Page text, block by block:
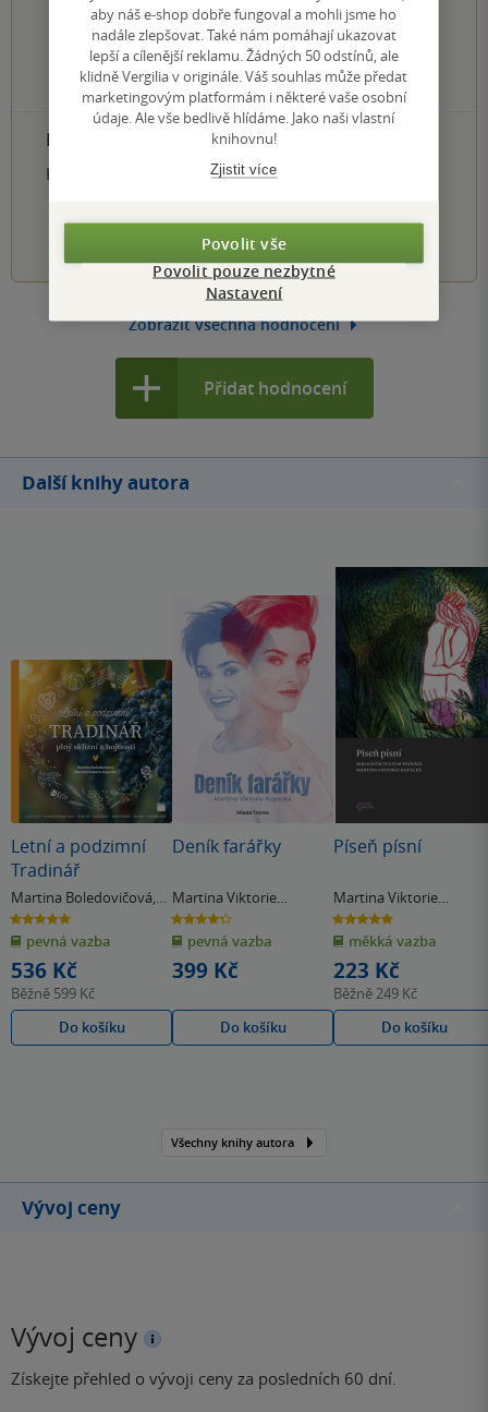
0×
4 hvězdičky
0×
3 hvězdičky
0×
2 hvězdičky
0×
1 hvezdička
PŘIDEJTE SVÉ HODNOCENÍ PRODUKTU
Hodnocení našich knihkupců: 0.0 z 5
Zobrazit všechna hodnocení
Přidat hodnocení
Další knihy autora
Letní a podzimní
Tradinář
Martina Boledovičová
Martina Viktorie
Kopecká
5.0
z
5
hvězdiček
pevná vazba
536 Kč
Běžně 599 Kč
Do košíku
Deník farářky
Martina Viktorie
Kopecká
4.3
z
5
hvězdiček
pevná vazba
399 Kč
Do košíku
Píseň písní
Martina Viktorie
Kopecká
5.0
z
5
hvězdiček
měkká vazba
223 Kč
Běžně 249 Kč
Do košíku
Všechny knihy autora
Vývoj ceny
Vývoj ceny
Získejte přehled o vývoji ceny za posledních 60 dní.
aby náš e-shop dobře fungoval a mohli jsme ho
nadále zlepšovat. Také nám pomáhají ukazovat
lepší a cílenější reklamu. Žádných 50 odstínů, ale
klidně Vergilia v originále. Váš souhlas může předat
marketingovým platformám i některé vaše osobní
údaje. Ale vše bedlivě hlídáme. Jako naši vlastní
knihovnu!
Zjistit více
Povolit vše
Povolit pouze nezbytné
Nastavení